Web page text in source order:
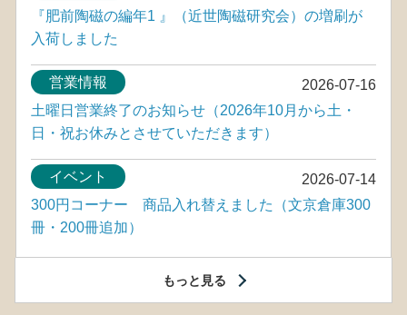
『肥前陶磁の編年1 』（近世陶磁研究会）の増刷が
入荷しました
2026-07-16
営業情報
土曜日営業終了のお知らせ（2026年10月から土・
日・祝お休みとさせていただきます）
2026-07-14
イベント
300円コーナー 商品入れ替えました（文京倉庫300
冊・200冊追加）
もっと見る